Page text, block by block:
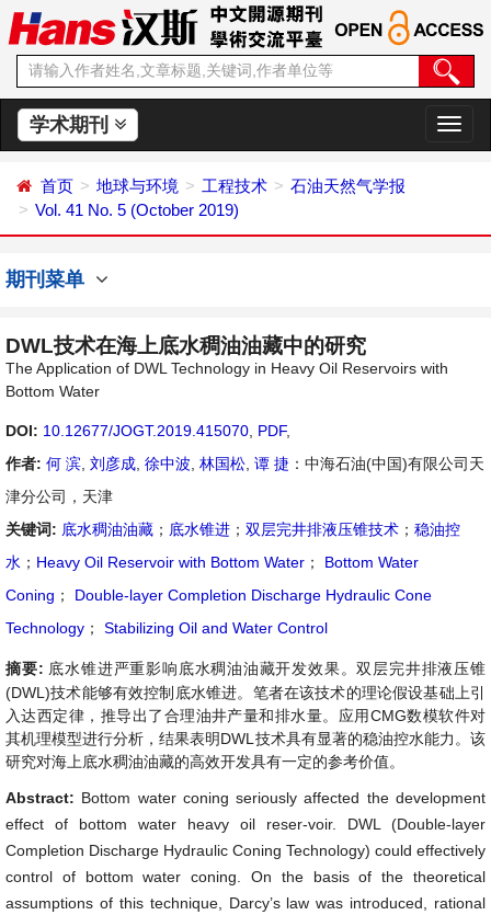
学术期刊
切
换
首页 地球与环境 工程技术
石油天然气学报
Vol. 41 No. 5 (October 2019)
期刊菜单
DWL技术在海上底水稠油油藏中的研究
The Application of DWL Technology in Heavy Oil Reservoirs with
Bottom Water
DOI: 10.12677/JOGT.2019.415070 PDF,
作者: 何 滨 刘彦成 徐中波 林国松 谭 捷 ：中海石油(中国)有限公司天
津分公司，天津
关键词: 底水稠油油藏 ； 底水锥进 ； 双层完井排液压锥技术 ； 稳油控
水 ； Heavy Oil Reservoir with Bottom Water ；
Bottom Water
Coning ；
Double-layer Completion Discharge Hydraulic Cone
Technology ； Stabilizing Oil and Water Control
摘要: 底水锥进严重影响底水稠油油藏开发效果。双层完井排液压锥
(DWL)技术能够有效控制底水锥进。笔者在该技术的理论假设基础上引
入达西定律，推导出了合理油井产量和排水量。应用CMG数模软件对
其机理模型进行分析，结果表明DWL技术具有显著的稳油控水能力。该
研究对海上底水稠油油藏的高效开发具有一定的参考价值。
Abstract: Bottom water coning seriously affected the development
effect of bottom water heavy oil reser-voir. DWL (Double-layer
Completion Discharge Hydraulic Coning Technology) could effectively
control of bottom water coning. On the basis of the theoretical
assumptions of this technique, Darcy’s law was introduced, rational